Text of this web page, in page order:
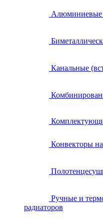
Алюминиевые
Канальные
Конвекторы
Ручные и
радиаторов